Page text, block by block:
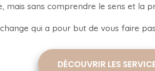
mais sans comprendre le sens et la
qui a pour but de vous faire
DÉCOUVRIR LES